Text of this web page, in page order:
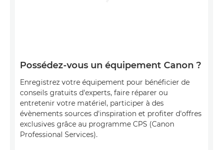
Possédez-vous un équipement Canon ?
Enregistrez votre équipement pour bénéficier de
conseils gratuits d'experts, faire réparer ou
entretenir votre matériel, participer à des
évènements sources d'inspiration et profiter d'offres
exclusives grâce au programme CPS (Canon
Professional Services).